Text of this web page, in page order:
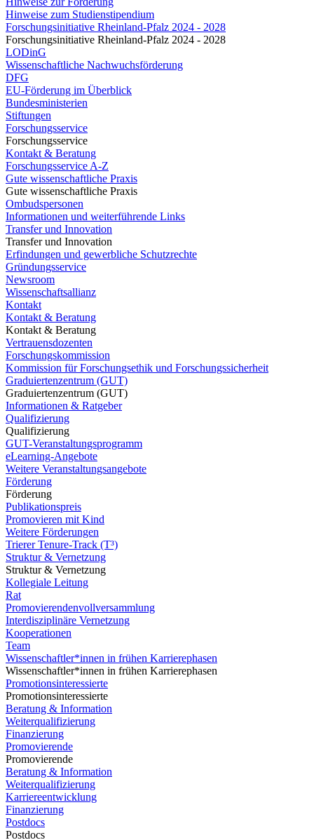
Hinweise zum Studienstipendium
Forschungsinitiative Rheinland-Pfalz 2024 - 2028
Forschungsinitiative Rheinland-Pfalz 2024 - 2028
LODinG
Wissenschaftliche Nachwuchsförderung
DFG
EU-Förderung im Überblick
Bundesministerien
Stiftungen
Forschungsservice
Forschungsservice
Kontakt & Beratung
Forschungsservice A-Z
Gute wissenschaftliche Praxis
Gute wissenschaftliche Praxis
Ombudspersonen
Informationen und weiterführende Links
Transfer und Innovation
Transfer und Innovation
Erfindungen und gewerbliche Schutzrechte
Gründungsservice
Newsroom
Wissenschaftsallianz
Kontakt
Kontakt & Beratung
Kontakt & Beratung
Vertrauensdozenten
Forschungskommission
Kommission für Forschungsethik und Forschungssicherheit
Graduiertenzentrum (GUT)
Graduiertenzentrum (GUT)
Informationen & Ratgeber
Qualifizierung
Qualifizierung
GUT-Veranstaltungsprogramm
eLearning-Angebote
Weitere Veranstaltungsangebote
Förderung
Förderung
Publikationspreis
Promovieren mit Kind
Weitere Förderungen
Trierer Tenure-Track (T³)
Struktur & Vernetzung
Struktur & Vernetzung
Kollegiale Leitung
Rat
Promovierendenvollversammlung
Interdisziplinäre Vernetzung
Kooperationen
Team
Wissenschaftler*innen in frühen Karrierephasen
Wissenschaftler*innen in frühen Karrierephasen
Promotionsinteressierte
Promotionsinteressierte
Beratung & Information
Weiterqualifizierung
Finanzierung
Promovierende
Promovierende
Beratung & Information
Weiterqualifizierung
Karriereentwicklung
Finanzierung
Postdocs
Postdocs